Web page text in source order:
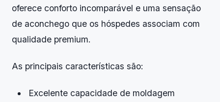
oferece conforto incomparável e uma sensação
de aconchego que os hóspedes associam com
qualidade premium.
As principais características são:
Excelente capacidade de moldagem